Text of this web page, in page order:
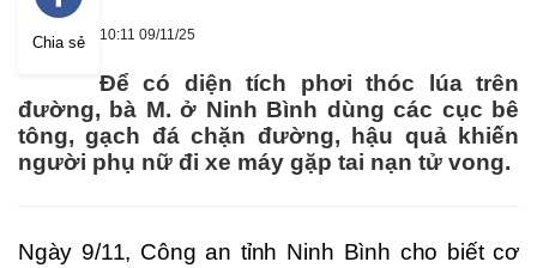
Chia sẻ 10:11 09/11/25
Để có diện tích phơi thóc lúa trên
đường, bà M. ở Ninh Bình dùng các cục bê
tông, gạch đá chặn đường, hậu quả khiến
người phụ nữ đi xe máy gặp tai nạn tử vong.
Ngày 9/11, Công an tỉnh Ninh Bình cho biết cơ